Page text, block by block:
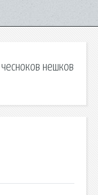
чесноков нешков